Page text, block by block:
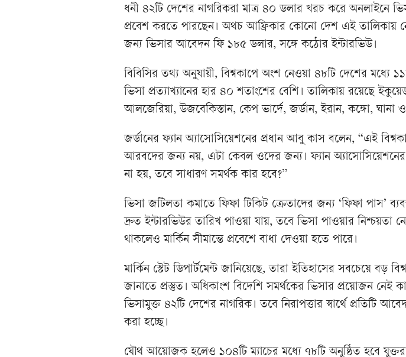
ধনী ৪২টি দেশের নাগরিকরা মাত্র ৪০ ডলার খরচ করে অনলাইনে ভিসা
প্রবেশ করতে পারছেন। অথচ আফ্রিকার কোনো দেশ এই তালিকায়
জন্য ভিসার আবেদন ফি ১৮৫ ডলার, সঙ্গে কঠোর ইন্টারভিউ।
বিবিসির তথ্য অনুযায়ী, বিশ্বকাপে অংশ নেওয়া ৪৮টি দেশের মধ্যে
ভিসা প্রত্যাখ্যানের হার ৪০ শতাংশের বেশি। তালিকায় রয়েছে
আলজেরিয়া, উজবেকিস্তান, কেপ ভার্দে, জর্ডান, ইরান, কঙ্গো, ঘানা
জর্ডানের ফ্যান অ্যাসোসিয়েশনের প্রধান আবু কাস বলেন, “এই
আরবদের জন্য নয়, এটা কেবল ওদের জন্য। ফ্যান অ্যাসোসিয়েশনের
না হয়, তবে সাধারণ সমর্থক কার হবে?”
ভিসা জটিলতা কমাতে ফিফা টিকিট ক্রেতাদের জন্য ‘ফিফা পাস’
দ্রুত ইন্টারভিউর তারিখ পাওয়া যায়, তবে ভিসা পাওয়ার নিশ্চয়তা
থাকলেও মার্কিন সীমান্তে প্রবেশে বাধা দেওয়া হতে পারে।
মার্কিন স্টেট ডিপার্টমেন্ট জানিয়েছে, তারা ইতিহাসের সবচেয়ে বড়
জানাতে প্রস্তুত। অধিকাংশ বিদেশি সমর্থকের ভিসার প্রয়োজন নেই
ভিসামুক্ত ৪২টি দেশের নাগরিক। তবে নিরাপত্তার স্বার্থে প্রতিটি
করা হচ্ছে।
যৌথ আয়োজক হলেও ১০৪টি ম্যাচের মধ্যে ৭৮টি অনুষ্ঠিত হবে